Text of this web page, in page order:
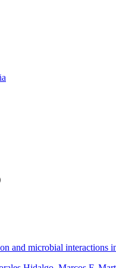
and microbial interactions